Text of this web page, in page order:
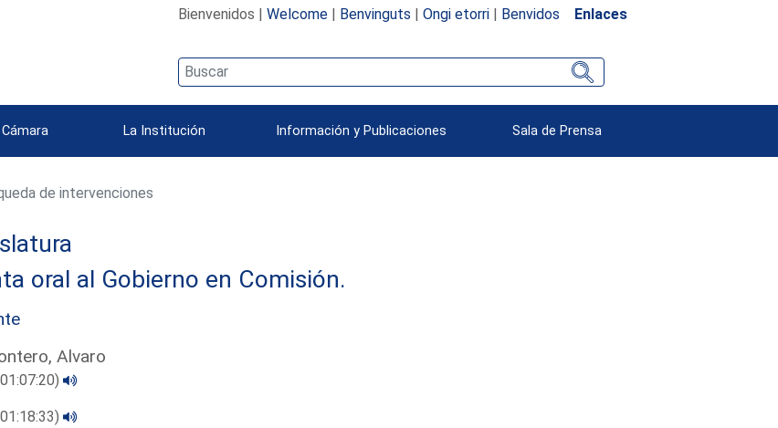
Bienvenidos | Welcome| Benvinguts | Ongi etorri| Benvidos Enlaces
La Institución Información y Publicaciones Sala de Prensa
de intervenciones
oral al Gobierno en Comisión.
Alvaro